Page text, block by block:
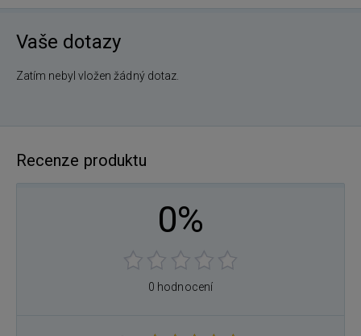
Vaše dotazy
Zatím nebyl vložen žádný dotaz.
Recenze produktu
0%
0 hodnocení